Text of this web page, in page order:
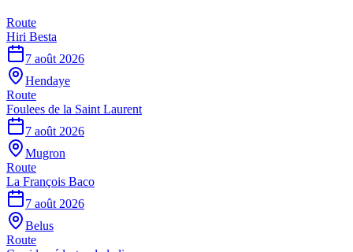
Route
Hiri Besta
7 août 2026
Hendaye
Route
Foulees de la Saint Laurent
7 août 2026
Mugron
Route
La François Baco
7 août 2026
Belus
Route